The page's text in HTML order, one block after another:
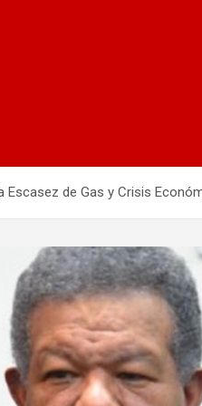
Escasez de Gas y Crisis